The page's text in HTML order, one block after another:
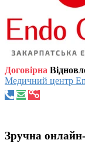
Договірна
Медичний центр
Зручна